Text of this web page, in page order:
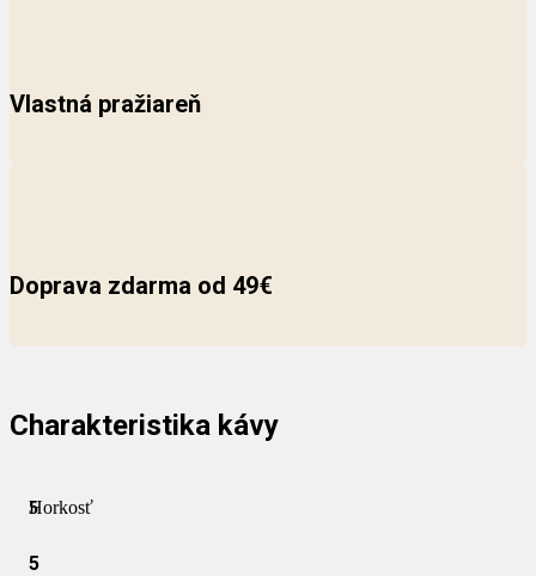
Vlastná pražiareň
Doprava zdarma od 49€
Charakteristika kávy
Horkosť
5
5